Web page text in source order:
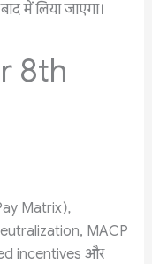
में लिया जाएगा।
8th
Matrix),
MACP
incentives और